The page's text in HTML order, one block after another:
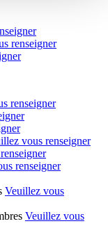
renseigner
renseigner
vous renseigner
renseigner
Veuillez vous
Veuillez vous